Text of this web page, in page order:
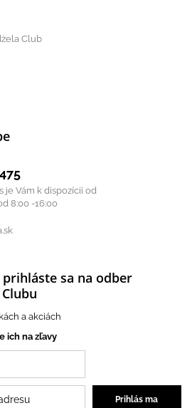
Club
je Vám k dispozícii od
8:00 -16:00
sa na odber
a akciách
ich na zľavy